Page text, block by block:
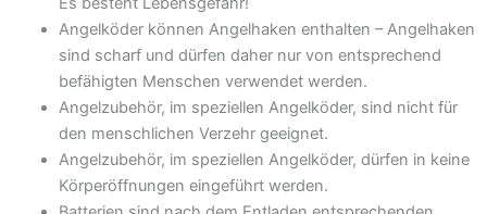
Angelköder können Angelhaken enthalten – Angelhaken
sind scharf und dürfen daher nur von entsprechend
befähigten Menschen verwendet werden.
Angelzubehör, im speziellen Angelköder, sind nicht für
den menschlichen Verzehr geeignet.
Angelzubehör, im speziellen Angelköder, dürfen in keine
Körperöffnungen eingeführt werden.